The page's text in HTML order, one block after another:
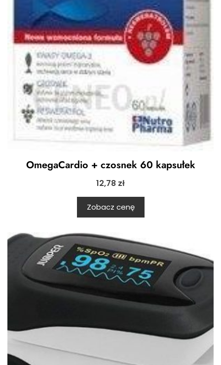
OmegaCardio + czosnek 60 kapsułek
12,78 zł
Zobacz cenę